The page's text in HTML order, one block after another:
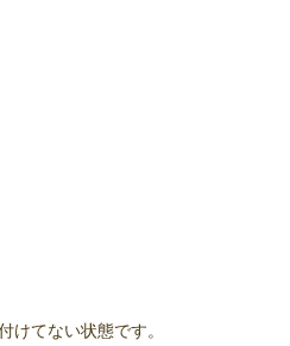
けてない状態です。